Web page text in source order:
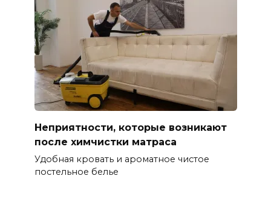
Неприятности, которые возникают
после химчистки матраса
Удобная кровать и ароматное чистое
постельное белье